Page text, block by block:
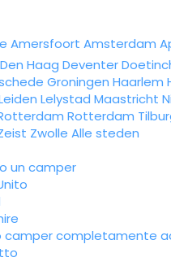
Amersfoort Amsterdam
Den Haag Deventer
Groningen Haarlem
Lelystad Maastricht
Rotterdam
Zwolle Alle steden
un camper
camper completamente